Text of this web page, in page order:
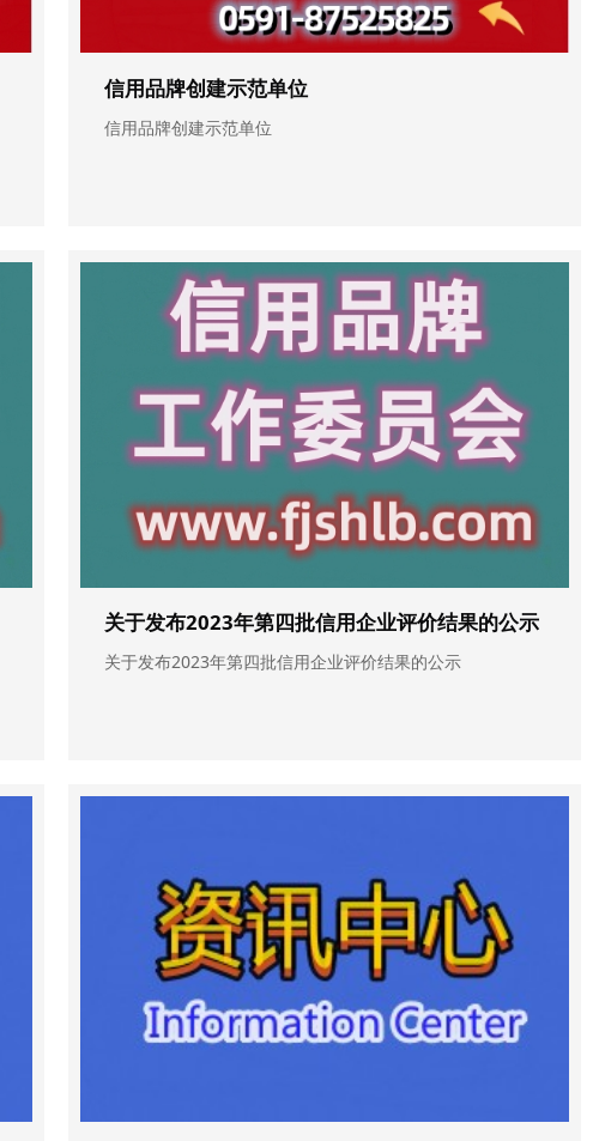
信用品牌创建示范单位
信用品牌创建示范单位
关于发布2023年第四批信用企业评价结果的公示
关于发布2023年第四批信用企业评价结果的公示